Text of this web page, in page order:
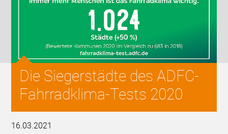
Die Siegerstädte des ADFC-
Fahrradklima-Tests 2020
16.03.2021